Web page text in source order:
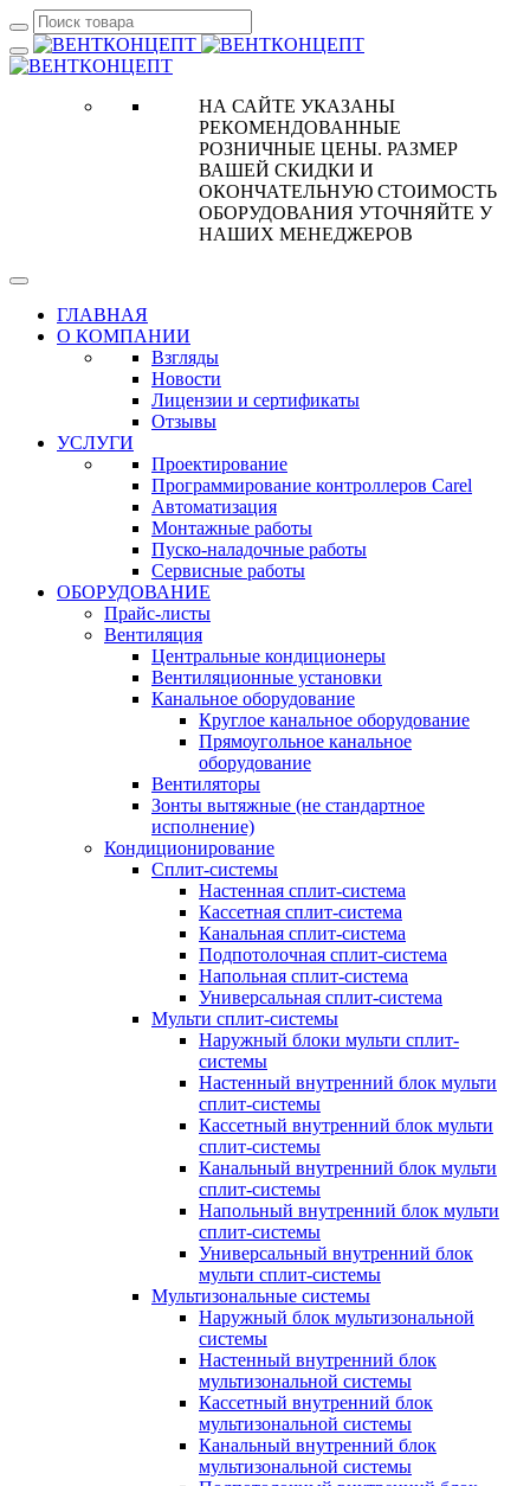
НА САЙТЕ УКАЗАНЫ
РЕКОМЕНДОВАННЫЕ
РОЗНИЧНЫЕ ЦЕНЫ. РАЗМЕР
ВАШЕЙ СКИДКИ И
ОКОНЧАТЕЛЬНУЮ СТОИМОСТЬ
ОБОРУДОВАНИЯ УТОЧНЯЙТЕ У
НАШИХ МЕНЕДЖЕРОВ
ГЛАВНАЯ
О КОМПАНИИ
Взгляды
Новости
Лицензии и сертификаты
Отзывы
УСЛУГИ
Проектирование
Программирование контроллеров Carel
Автоматизация
Монтажные работы
Пуско-наладочные работы
Сервисные работы
ОБОРУДОВАНИЕ
Прайс-листы
Вентиляция
Центральные кондиционеры
Вентиляционные установки
Канальное оборудование
Круглое канальное оборудование
Прямоугольное канальное
оборудование
Вентиляторы
Зонты вытяжные (не стандартное
исполнение)
Кондиционирование
Сплит-системы
Настенная сплит-система
Кассетная сплит-система
Канальная сплит-система
Подпотолочная сплит-система
Напольная сплит-система
Универсальная сплит-система
Мульти сплит-системы
Наружный блоки мульти сплит-
системы
Настенный внутренний блок мульти
сплит-системы
Кассетный внутренний блок мульти
сплит-системы
Канальный внутренний блок мульти
сплит-системы
Напольный внутренний блок мульти
сплит-системы
Универсальный внутренний блок
мульти сплит-системы
Мультизональные системы
Наружный блок мультизональной
системы
Настенный внутренний блок
мультизональной системы
Кассетный внутренний блок
мультизональной системы
Канальный внутренний блок
мультизональной системы